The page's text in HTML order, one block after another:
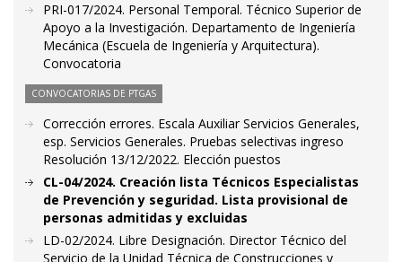
PRI-017/2024. Personal Temporal. Técnico Superior de
Apoyo a la Investigación. Departamento de Ingeniería
Mecánica (Escuela de Ingeniería y Arquitectura).
Convocatoria
CONVOCATORIAS DE PTGAS
Corrección errores. Escala Auxiliar Servicios Generales,
esp. Servicios Generales. Pruebas selectivas ingreso
Resolución 13/12/2022. Elección puestos
CL-04/2024. Creación lista Técnicos Especialistas
de Prevención y seguridad. Lista provisional de
personas admitidas y excluidas
LD-02/2024. Libre Designación. Director Técnico del
Servicio de la Unidad Técnica de Construcciones y